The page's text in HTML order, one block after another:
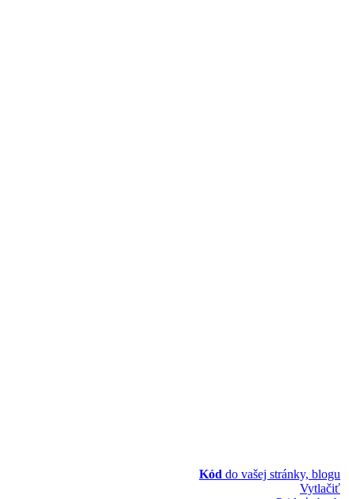
Kód do vašej stránky, blogu
Vytlačiť